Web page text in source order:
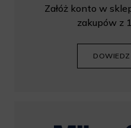
Załóż konto w
zakupów z
DOWIEDZ